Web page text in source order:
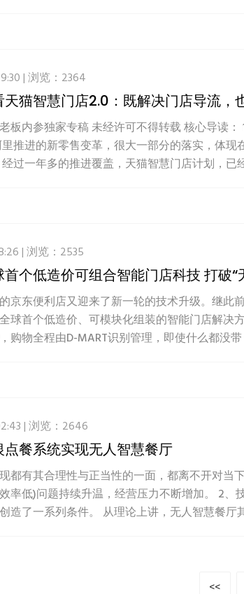
| 浏览：2364
猫智慧门店2.0：既解决门店导流，
板内参独家专稿 未经许可不得转载 核心导读
推进的新零售变革，很大一部分的落实，体
过一年多的推进覆盖，天猫智慧门店计划，
| 浏览：2535
个低造价可组合智能门店科技 打破“
京东便利店又迎来了新一轮的技术升级。继
球首个低造价、可模块化组装的智能门店解决
购物全程由D-MART识别管理，即使什么都没
| 浏览：2646
点餐系统实现无人智慧餐厅
都有其合理性与正当性的一面，都离不开对当
率低)问题持续升温，经营压力不断增加。 2
造了一系列条件。 从理论上讲，无人智慧餐
<<